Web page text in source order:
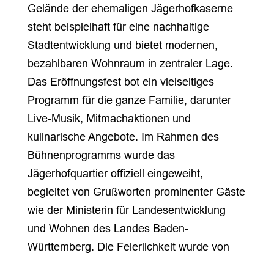
Gelände der ehemaligen Jägerhofkaserne
steht beispielhaft für eine nachhaltige
Stadtentwicklung und bietet modernen,
bezahlbaren Wohnraum in zentraler Lage.
Das Eröffnungsfest bot ein vielseitiges
Programm für die ganze Familie, darunter
Live-Musik, Mitmachaktionen und
kulinarische Angebote. Im Rahmen des
Bühnenprogramms wurde das
Jägerhofquartier offiziell eingeweiht,
begleitet von Grußworten prominenter Gäste
wie der Ministerin für Landesentwicklung
und Wohnen des Landes Baden-
Württemberg. Die Feierlichkeit wurde von